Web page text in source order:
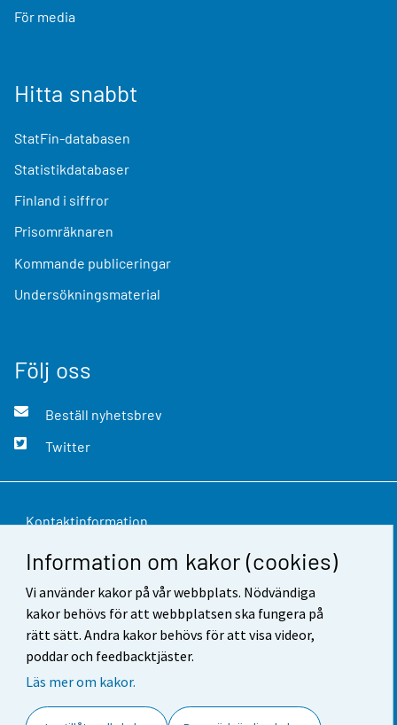
Information om kakor (cookies)
Vi använder kakor på vår webbplats. Nödvändiga
kakor behövs för att webbplatsen ska fungera på
rätt sätt. Andra kakor behövs för att visa videor,
poddar och feedbacktjäster.
Läs mer om kakor.
För media
Hitta snabbt
StatFin-databasen
Statistikdatabaser
Finland i siffror
Prisomräknaren
Kommande publiceringar
Undersökningsmaterial
Följ oss
Beställ nyhetsbrev
Twitter
Kontaktinformation
Respons
Användarvillkor
Dataskydd
Tillgänglighet